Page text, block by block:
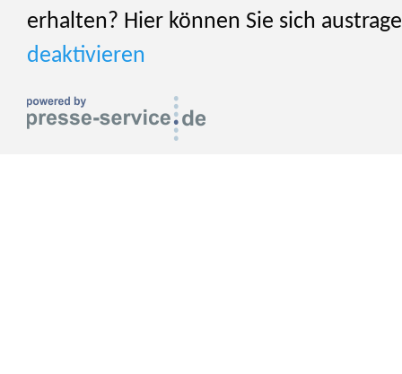
erhalten? Hier können Sie sich
deaktivieren